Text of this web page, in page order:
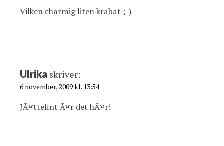
Vilken charmig liten krabat ;-)
Ulrika skriver:
6 november, 2009 kl. 13:54
JÃ¤ttefint Ã¤r det hÃ¤r!